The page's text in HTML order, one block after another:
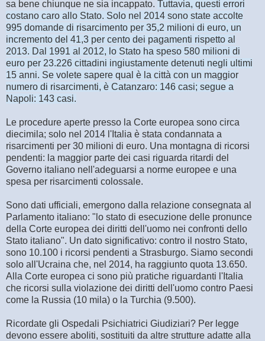
sa bene chiunque ne sia incappato. Tuttavia, questi errori
costano caro allo Stato. Solo nel 2014 sono state accolte
995 domande di risarcimento per 35,2 milioni di euro, un
incremento del 41,3 per cento dei pagamenti rispetto al
2013. Dal 1991 al 2012, lo Stato ha speso 580 milioni di
euro per 23.226 cittadini ingiustamente detenuti negli ultimi
15 anni. Se volete sapere qual è la città con un maggior
numero di risarcimenti, è Catanzaro: 146 casi; segue a
Napoli: 143 casi.
Le procedure aperte presso la Corte europea sono circa
diecimila; solo nel 2014 l'Italia è stata condannata a
risarcimenti per 30 milioni di euro. Una montagna di ricorsi
pendenti: la maggior parte dei casi riguarda ritardi del
Governo italiano nell'adeguarsi a norme europee e una
spesa per risarcimenti colossale.
Sono dati ufficiali, emergono dalla relazione consegnata al
Parlamento italiano: "lo stato di esecuzione delle pronunce
della Corte europea dei diritti dell'uomo nei confronti dello
Stato italiano". Un dato significativo: contro il nostro Stato,
sono 10.100 i ricorsi pendenti a Strasburgo. Siamo secondi
solo all'Ucraina che, nel 2014, ha raggiunto quota 13.650.
Alla Corte europea ci sono più pratiche riguardanti l'Italia
che ricorsi sulla violazione dei diritti dell'uomo contro Paesi
come la Russia (10 mila) o la Turchia (9.500).
Ricordate gli Ospedali Psichiatrici Giudiziari? Per legge
devono essere aboliti, sostituiti da altre strutture adatte alla